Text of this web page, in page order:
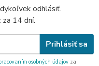
odhlásiť.
za 14 dní.
Prihlásiť sa
osobných údajov za